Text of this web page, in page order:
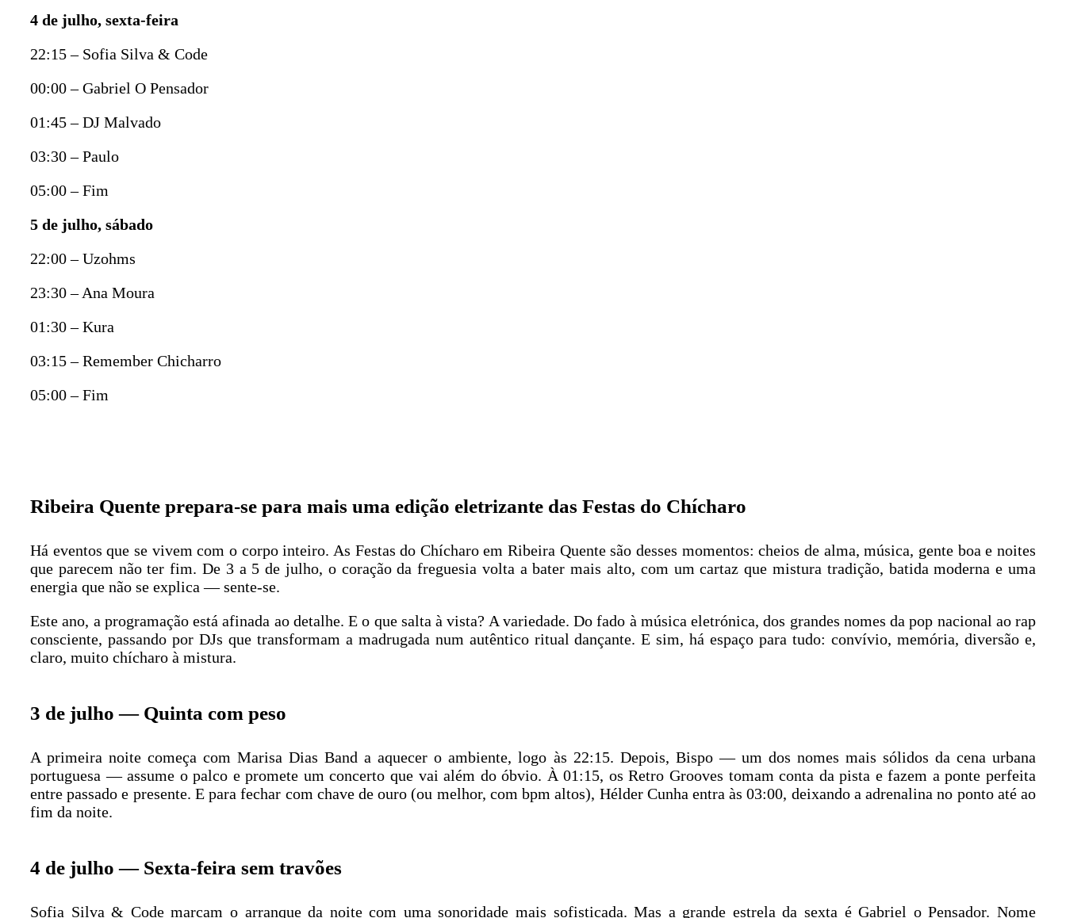
4 de julho, sexta-feira
22:15 – Sofia Silva & Code
00:00 – Gabriel O Pensador
01:45 – DJ Malvado
03:30 – Paulo
05:00 – Fim
5 de julho, sábado
22:00 – Uzohms
23:30 – Ana Moura
01:30 – Kura
03:15 – Remember Chicharro
05:00 – Fim
Ribeira Quente prepara-se para mais uma edição eletrizante das Festas do Chícharo
Há eventos que se vivem com o corpo inteiro. As Festas do Chícharo em Ribeira Quente são desses momentos: cheios de alma, música, gente boa e noites
que parecem não ter fim. De 3 a 5 de julho, o coração da freguesia volta a bater mais alto, com um cartaz que mistura tradição, batida moderna e uma
energia que não se explica — sente-se.
Este ano, a programação está afinada ao detalhe. E o que salta à vista? A variedade. Do fado à música eletrónica, dos grandes nomes da pop nacional ao rap
consciente, passando por DJs que transformam a madrugada num autêntico ritual dançante. E sim, há espaço para tudo: convívio, memória, diversão e,
claro, muito chícharo à mistura.
3 de julho — Quinta com peso
A primeira noite começa com Marisa Dias Band a aquecer o ambiente, logo às 22:15. Depois, Bispo — um dos nomes mais sólidos da cena urbana
portuguesa — assume o palco e promete um concerto que vai além do óbvio. À 01:15, os Retro Grooves tomam conta da pista e fazem a ponte perfeita
entre passado e presente. E para fechar com chave de ouro (ou melhor, com bpm altos), Hélder Cunha entra às 03:00, deixando a adrenalina no ponto até ao
fim da noite.
4 de julho — Sexta-feira sem travões
Sofia Silva & Code marcam o arranque da noite com uma sonoridade mais sofisticada. Mas a grande estrela da sexta é Gabriel o Pensador. Nome